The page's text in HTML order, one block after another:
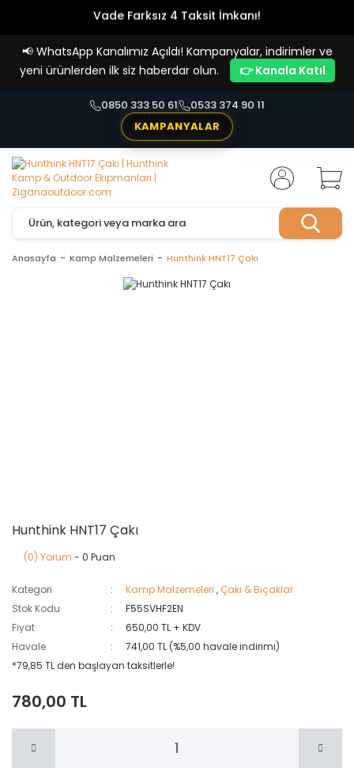
Vade Farksız 4 Taksit İmkanı!
📢 WhatsApp Kanalımız Açıldı! Kampanyalar, indirimler ve
yeni ürünlerden ilk siz haberdar olun.
👉 Kanala Katıl
0850 333 50 61
0533 374 90 11
KAMPANYALAR
Anasayfa Kamp Malzemeleri Hunthink HNT17 Çakı
Hunthink HNT17 Çakı
(0) Yorum - 0 Puan
Kategori Kamp Malzemeleri , Çakı & Bıçaklar
Stok Kodu
F55SVHF2EN
Fiyat
650,00 TL + KDV
Havale
741,00 TL (%5,00 havale indirimi)
*79,85 TL den başlayan taksitlerle!
780,00 TL